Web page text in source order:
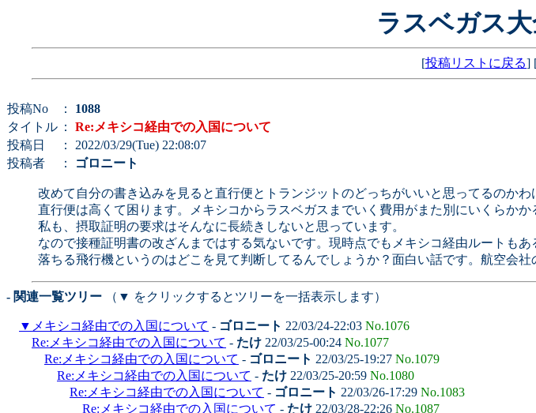
ラスベガス
[投稿リストに戻る]
投稿No ： 1088
タイトル ： Re:メキシコ経由での入国について
投稿日
： 2022/03/29(Tue) 22:08:07
投稿者
： ゴロニート
改めて自分の書き込みを見ると直行便とトランジットのどっちがいいと思ってるのか
直行便は高くて困ります。メキシコからラスベガスまでいく費用がまた別にいくらか
私も、摂取証明の要求はそんなに長続きしないと思っています。
なので接種証明書の改ざんまではする気ないです。現時点でもメキシコ経由ルートもあ
落ちる飛行機というのはどこを見て判断してるんでしょうか？面白い話です。航空会社
- 関連一覧ツリー （▼ をクリックするとツリーを一括表示します）
▼ メキシコ経由での入国について - ゴロニート 22/03/24-22:03 No.1076
Re:メキシコ経由での入国について - たけ 22/03/25-00:24 No.1077
Re:メキシコ経由での入国について - ゴロニート 22/03/25-19:27 No.1079
Re:メキシコ経由での入国について - たけ 22/03/25-20:59 No.1080
Re:メキシコ経由での入国について - ゴロニート 22/03/26-17:29 No.1083
Re:メキシコ経由での入国について - たけ 22/03/28-22:26 No.1087